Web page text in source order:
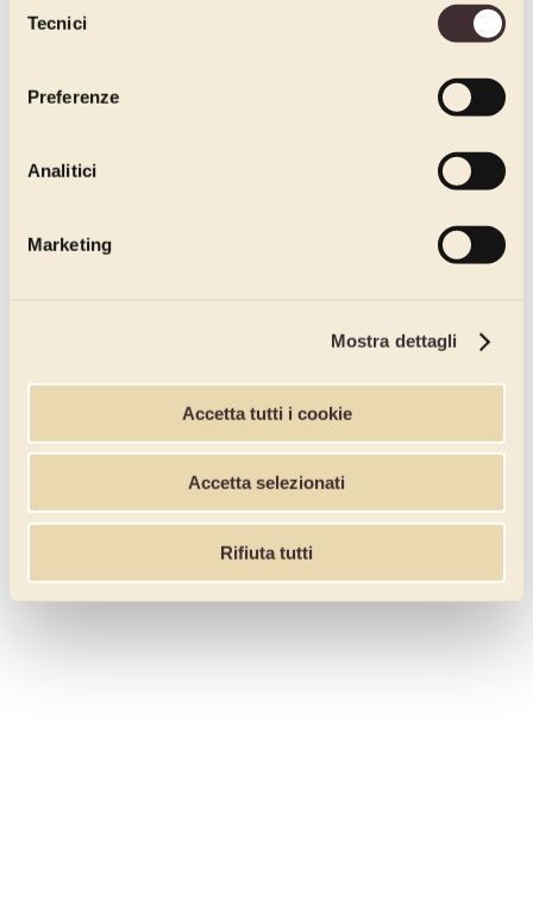
delTecnici
Preferenze
Analitici
Marketing
Mostra dettagli
Accetta tutti i cookie
Accetta selezionati
Rifiuta tutti